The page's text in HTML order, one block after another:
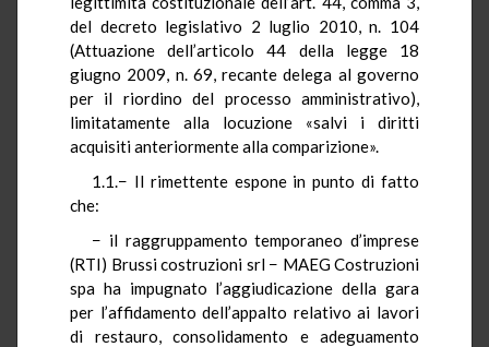
del decreto legislativo 2 luglio 2010, n. 104
(Attuazione dell’articolo 44 della legge 18
giugno 2009, n. 69, recante delega al governo
per il riordino del processo amministrativo),
limitatamente alla locuzione «salvi i diritti
acquisiti anteriormente alla comparizione».
1.1.− Il rimettente espone in punto di fatto
che:
− il raggruppamento temporaneo d’imprese
(RTI) Brussi costruzioni srl − MAEG Costruzioni
spa ha impugnato l’aggiudicazione della gara
per l’affidamento dell’appalto relativo ai lavori
di restauro, consolidamento e adeguamento